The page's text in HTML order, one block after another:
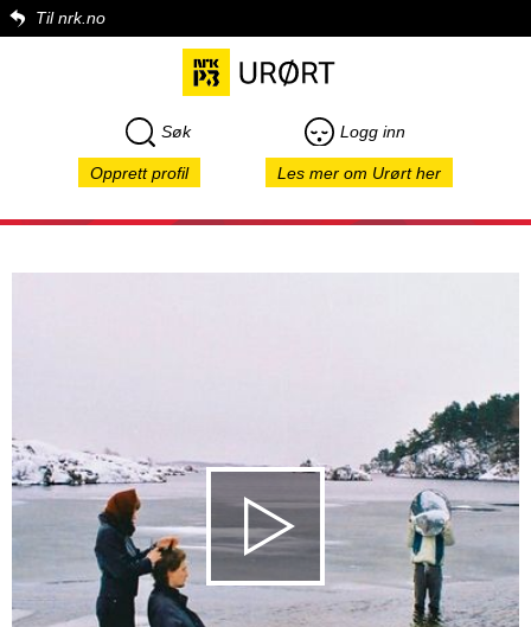
Til nrk.no
Søk Logg inn
Opprett profil Les mer om Urørt her